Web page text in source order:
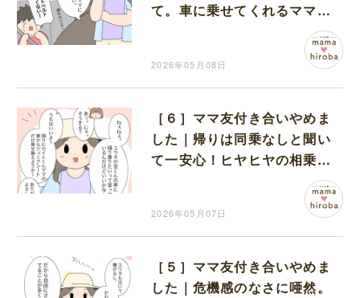
て。車に乗せてくれるママ友
を悪者にして息子を説得する
2026年05月08日
［６］ママ友付き合いやめま
した｜帰りは同乗なしと聞い
て一安心！ヒヤヒヤの相乗り
から解放され胸をなで下ろす
2026年05月07日
［５］ママ友付き合いやめま
した｜危機感のなさに唖然。